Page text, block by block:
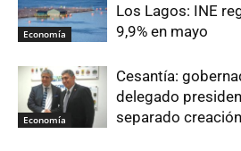
Economía
Los Lagos: INE
9,9% en mayo
Economía
Cesantía:
delegado
separado